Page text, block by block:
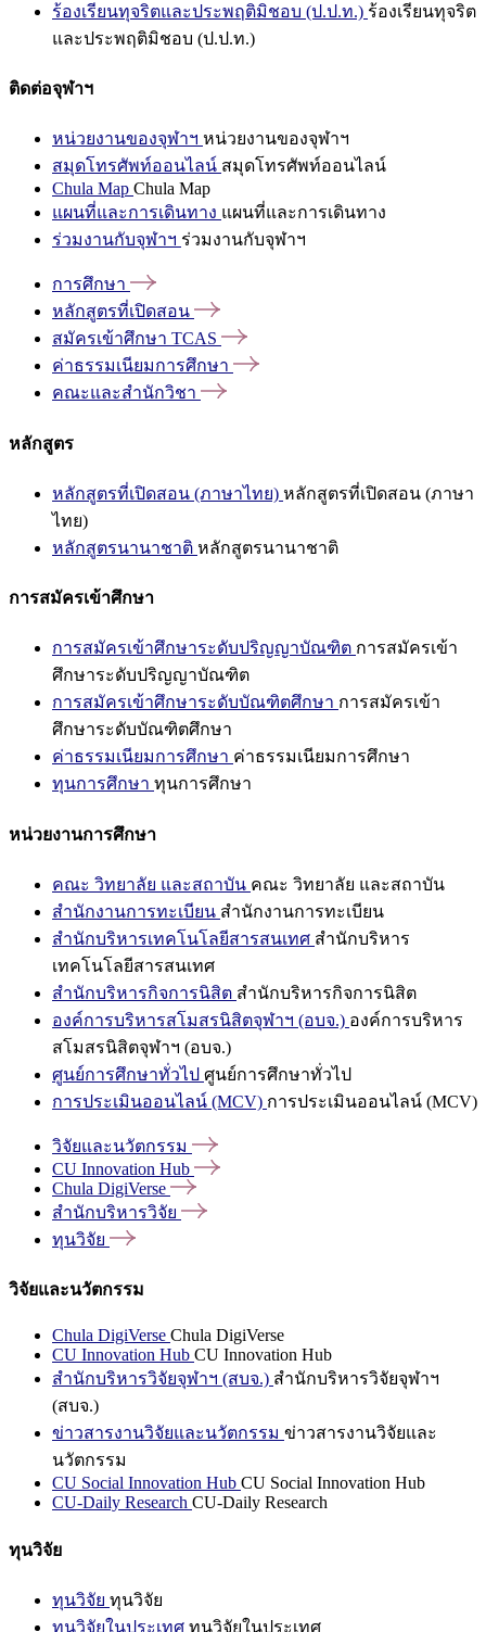
ร้องเรียนทุจริตและประพฤติมิชอบ (ป.ป.ท.) ร้องเรียนทุจริต
และประพฤติมิชอบ (ป.ป.ท.)
ติดต่อจุฬาฯ
หน่วยงานของจุฬาฯ หน่วยงานของจุฬาฯ
สมุดโทรศัพท์ออนไลน์ สมุดโทรศัพท์ออนไลน์
Chula Map Chula Map
แผนที่และการเดินทาง แผนที่และการเดินทาง
ร่วมงานกับจุฬาฯ ร่วมงานกับจุฬาฯ
การศึกษา
หลักสูตรที่เปิดสอน
สมัครเข้าศึกษา TCAS
ค่าธรรมเนียมการศึกษา
คณะและสำนักวิชา
หลักสูตร
หลักสูตรที่เปิดสอน (ภาษาไทย) หลักสูตรที่เปิดสอน (ภาษา
ไทย)
หลักสูตรนานาชาติ หลักสูตรนานาชาติ
การสมัครเข้าศึกษา
การสมัครเข้าศึกษาระดับปริญญาบัณฑิต การสมัครเข้า
ศึกษาระดับปริญญาบัณฑิต
การสมัครเข้าศึกษาระดับบัณฑิตศึกษา การสมัครเข้า
ศึกษาระดับบัณฑิตศึกษา
ค่าธรรมเนียมการศึกษา ค่าธรรมเนียมการศึกษา
ทุนการศึกษา ทุนการศึกษา
หน่วยงานการศึกษา
คณะ วิทยาลัย และสถาบัน คณะ วิทยาลัย และสถาบัน
สำนักงานการทะเบียน สำนักงานการทะเบียน
สำนักบริหารเทคโนโลยีสารสนเทศ สำนักบริหาร
เทคโนโลยีสารสนเทศ
สำนักบริหารกิจการนิสิต สำนักบริหารกิจการนิสิต
องค์การบริหารสโมสรนิสิตจุฬาฯ (อบจ.) องค์การบริหาร
สโมสรนิสิตจุฬาฯ (อบจ.)
ศูนย์การศึกษาทั่วไป ศูนย์การศึกษาทั่วไป
การประเมินออนไลน์ (MCV) การประเมินออนไลน์ (MCV)
วิจัยและนวัตกรรม
CU Innovation Hub
Chula DigiVerse
สำนักบริหารวิจัย
ทุนวิจัย
วิจัยและนวัตกรรม
Chula DigiVerse Chula DigiVerse
CU Innovation Hub CU Innovation Hub
สำนักบริหารวิจัยจุฬาฯ (สบจ.) สำนักบริหารวิจัยจุฬาฯ
(สบจ.)
ข่าวสารงานวิจัยและนวัตกรรม ข่าวสารงานวิจัยและ
นวัตกรรม
CU Social Innovation Hub CU Social Innovation Hub
CU-Daily Research CU-Daily Research
ทุนวิจัย
ทุนวิจัย ทุนวิจัย
ทุนวิจัยในประเทศ ทุนวิจัยในประเทศ